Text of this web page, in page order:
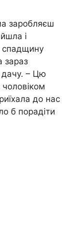
заробляєш
і
спадщину
зараз
дачу. – Цю
до нас
б порадіти